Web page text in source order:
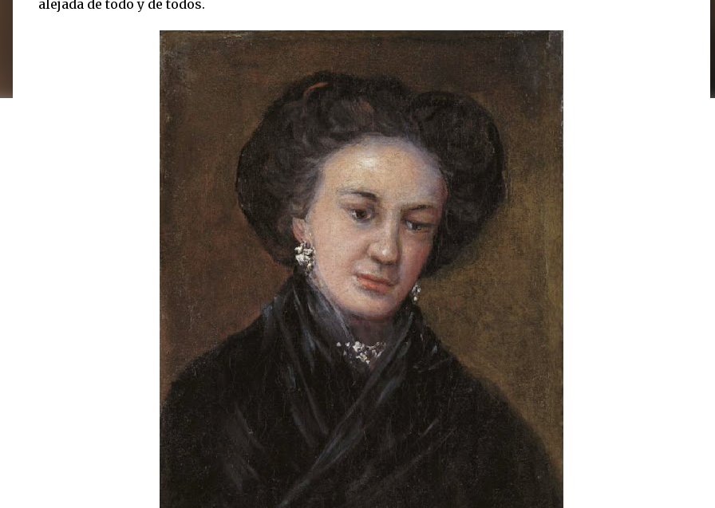
alejada de todo y de todos.